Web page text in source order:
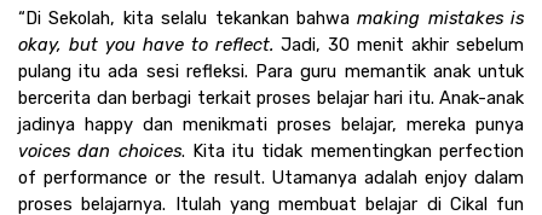
“Di Sekolah, kita selalu tekankan bahwa making mistakes is
okay, but you have to reflect. Jadi, 30 menit akhir sebelum
pulang itu ada sesi refleksi. Para guru memantik anak untuk
bercerita dan berbagi terkait proses belajar hari itu. Anak-anak
voices dan choices. Kita itu tidak mementingkan perfection
of performance or the result. Utamanya adalah enjoy dalam
proses belajarnya. Itulah yang membuat belajar di Cikal fun